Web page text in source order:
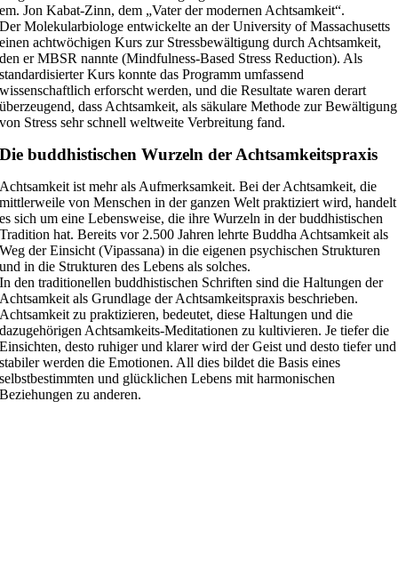
em. Jon Kabat-Zinn, dem „Vater der modernen Achtsamkeit“.
Der Molekularbiologe entwickelte an der University of Massachusetts
einen achtwöchigen Kurs zur Stressbewältigung durch Achtsamkeit,
den er MBSR nannte (Mindfulness-Based Stress Reduction). Als
standardisierter Kurs konnte das Programm umfassend
wissenschaftlich erforscht werden, und die Resultate waren derart
überzeugend, dass Achtsamkeit, als säkulare Methode zur Bewältigung
von Stress sehr schnell weltweite Verbreitung fand.
Die buddhistischen Wurzeln der Achtsamkeitspraxis
Achtsamkeit ist mehr als Aufmerksamkeit. Bei der Achtsamkeit, die
mittlerweile von Menschen in der ganzen Welt praktiziert wird, handelt
es sich um eine Lebensweise, die ihre Wurzeln in der buddhistischen
Tradition hat. Bereits vor 2.500 Jahren lehrte Buddha Achtsamkeit als
Weg der Einsicht (Vipassana) in die eigenen psychischen Strukturen
und in die Strukturen des Lebens als solches.
In den traditionellen buddhistischen Schriften sind die Haltungen der
Achtsamkeit als Grundlage der Achtsamkeitspraxis beschrieben.
Achtsamkeit zu praktizieren, bedeutet, diese Haltungen und die
dazugehörigen Achtsamkeits-Meditationen zu kultivieren. Je tiefer die
Einsichten, desto ruhiger und klarer wird der Geist und desto tiefer und
stabiler werden die Emotionen. All dies bildet die Basis eines
selbstbestimmten und glücklichen Lebens mit harmonischen
Beziehungen zu anderen.